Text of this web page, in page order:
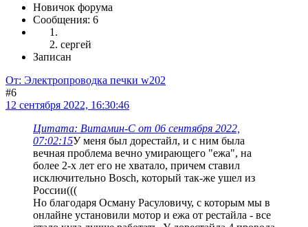
Новичок форума
Сообщения: 6
сергей
Записан
От: Электропроводка печки w202
#6
12 сентября 2022, 16:30:46
Цитата: Витамин-С от 06 сентября 2022,
07:02:15У меня был дорестайл, и с ним была
вечная проблема вечно умирающего "ежа", на
более 2-х лет его не хватало, причем ставил
исключительно Bosch, который так-же ушел из
России(((
Но благодаря Осману Расуловичу, с которым мы в
онлайне установили мотор и ежа от рестайла - все